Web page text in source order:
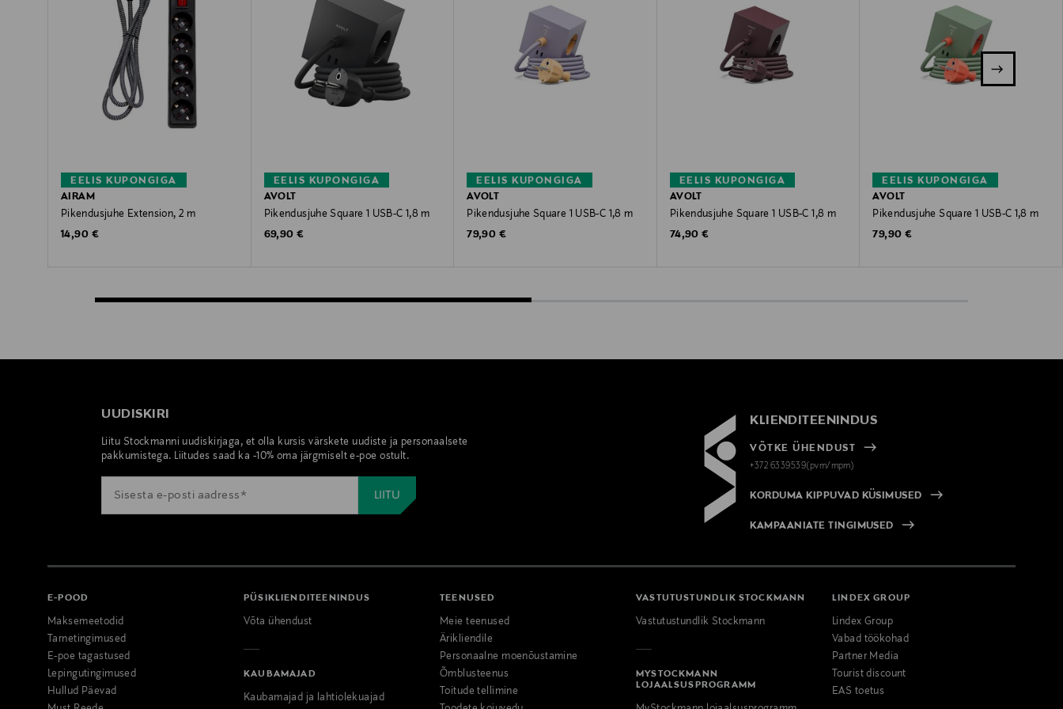
EELIS KUPONGIGA
AIRAM
Pikendusjuhe Extension, 2 m
Original Price
14,90 €
EELIS KUPONGIGA
AVOLT
Pikendusjuhe Square 1 USB-C 1,8 m
Original Price
69,90 €
EELIS KUPONGIGA
AVOLT
Pikendusjuhe Square 1 USB-C 1,8 m
Original Price
79,90 €
EELIS KUPONGIGA
AVOLT
Pikendusjuhe Square 1 USB-C 1,8 m
Original Price
74,90 €
EELIS KUPONGIGA
AVOLT
Pikendusjuhe Square 1 USB-C 1,8 m
Original Price
79,90 €
UUDISKIRI
Liitu Stockmanni uudiskirjaga, et olla kursis värskete uudiste ja personaalsete
pakkumistega. Liitudes saad ka -10% oma järgmiselt e-poe ostult.
KLIENDITEENINDUS
VÕTKE ÜHENDUST
+372 6339539(pvm/mpm)
KORDUMA KIPPUVAD KÜSIMUSED
KAMPAANIATE TINGIMUSED
E-POOD
Maksemeetodid
Tarnetingimused
E-poe tagastused
Lepingutingimused
Hullud Päevad
PÜSIKLIENDITEENINDUS
Võta ühendust
KAUBAMAJAD
Kaubamajad ja lahtiolekuajad
TEENUSED
Meie teenused
Ärikliendile
Personaalne moenõustamine
Õmblusteenus
Toitude tellimine
VASTUTUSTUNDLIK STOCKMANN
Vastutustundlik Stockmann
MYSTOCKMANN
LOJAALSUSPROGRAMM
LINDEX GROUP
Lindex Group
Vabad töökohad
Partner Media
Tourist discount
EAS toetus